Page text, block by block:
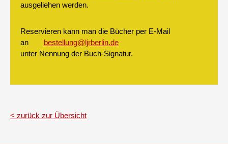
ausgeliehen werden.
Reservieren kann man die Bücher per E-Mail
an
bestellung@ljrberlin.de
unter Nennung der Buch-Signatur.
zurück zur Übersicht